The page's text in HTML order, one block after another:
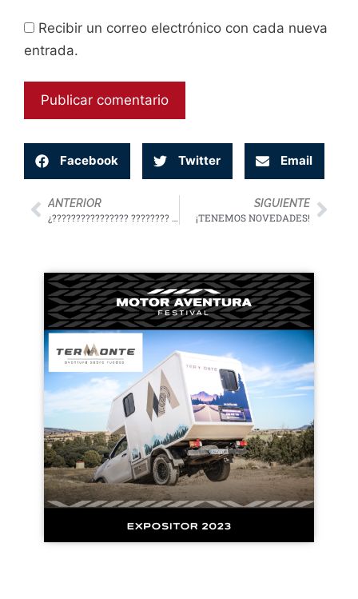
Recibir un correo electrónico con cada nueva
entrada.
Facebook Twitter Email
ANTERIOR
¿???????????????? ???????? ???????????????????????????????????????????????????????????? ????????????????????????? – ⚠¡¡Esto te interesa!!⚠
SIGUIENTE
¡TENEMOS NOVEDADES!